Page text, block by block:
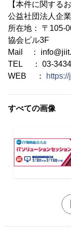
【本件に関する
公益社団法人企
所在地： 〒105-
協会ビル3F
Mail ：
TEL ： 03-
WEB ：
すべての画像